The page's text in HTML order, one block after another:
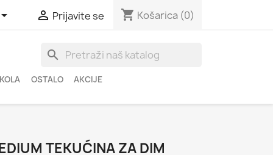
 Prijavite se shopping_cart Košarica (0)
search
OSTALO AKCIJE
TEKUĆINA ZA DIM